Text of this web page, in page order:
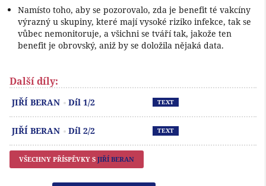
Namísto toho, aby se pozorovalo, zda je benefit té vakcíny
výrazný u skupiny, které mají vysoké riziko infekce, tak se
vůbec nemonitoruje, a všichni se tváří tak, jakože ten
benefit je obrovský, aniž by se doložila nějaká data.
Další díly:
JIŘÍ BERAN Díl 1/2 TEXT
JIŘÍ BERAN Díl 2/2 TEXT
VŠECHNY PŘÍSPĚVKY S JIŘÍ BERAN